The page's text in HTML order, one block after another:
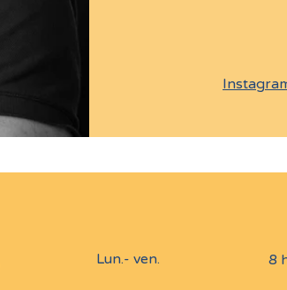
Lun.- ven. 8